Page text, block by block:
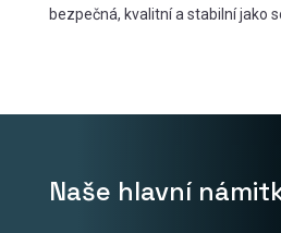
bezpečná, kvalitní a stabilní jako
Naše hlavní